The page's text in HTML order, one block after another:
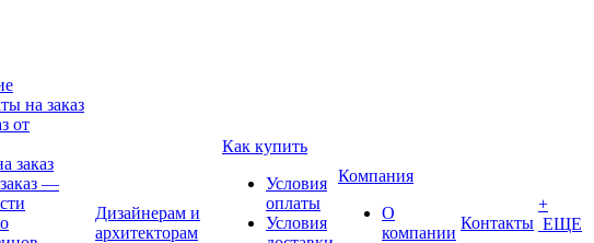
на заказ
от
заказ
—
Дизайнерам и
архитекторам
Как купить
Условия
оплаты
Условия
Компания
О
компании
Контакты
+
ЕЩЕ